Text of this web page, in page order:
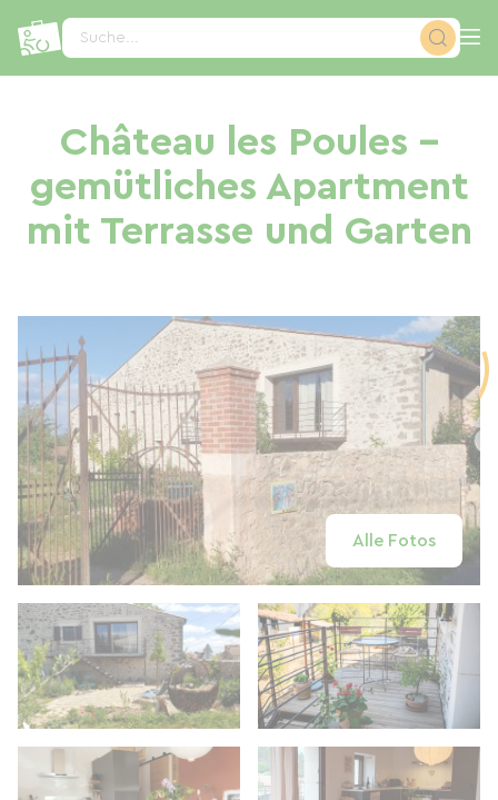
Suche...
Château les Poules –
gemütliches Apartment
mit Terrasse und Garten
Alle Fotos
Cookie-Einstellungen